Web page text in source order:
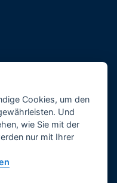
Cookies, um den
Und
wie Sie mit der
nur mit Ihrer